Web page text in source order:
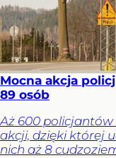
Mocna akcja
89 osób
Aż 600 policjantów
akcji, dzięki której
nich aż 8